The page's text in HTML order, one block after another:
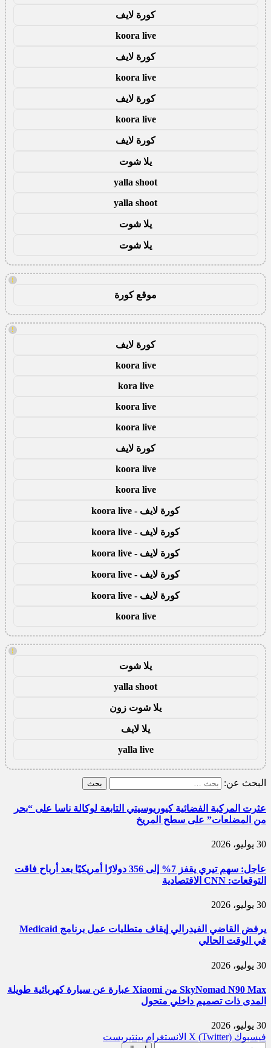
كورة لايف
koora live
كورة لايف
koora live
كورة لايف
koora live
كورة لايف
يلا شوت
yalla shoot
yalla shoot
يلا شوت
يلا شوت
!
موقع كورة
!
كورة لايف
koora live
kora live
koora live
koora live
كورة لايف
koora live
koora live
كورة لايف - koora live
كورة لايف - koora live
كورة لايف - koora live
كورة لايف - koora live
كورة لايف - koora live
koora live
!
يلا شوت
yalla shoot
يلا شوت زون
يلا لايف
yalla live
البحث عن:
عثرت المركبة الفضائية كيوريوسيتي التابعة لوكالة ناسا على “بحر
من المضلعات” على سطح المريخ
30 يوليو، 2026
عاجل: سهم تيري يقفز 7% إلى 356 دولارًا أمريكيًا بعد أرباح فاقت
التوقعات: CNN الاقتصادية
30 يوليو، 2026
يرفض القاضي الفيدرالي إيقاف متطلبات عمل برنامج Medicaid
في الوقت الحالي
30 يوليو، 2026
SkyNomad N90 Max من Xiaomi عبارة عن سيارة كهربائية طويلة
المدى ذات تصميم داخلي متحول
30 يوليو، 2026
فيسبوك X (Twitter) الانستغرام بينتيريست